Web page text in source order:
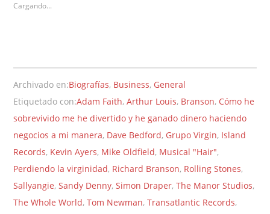
Cargando...
Archivado en:Biografías, Business, General
Etiquetado con:Adam Faith,Arthur Louis, Branson, Cómo he
sobrevivido me he divertido y he ganado dinero haciendo
negocios a mi manera, Dave Bedford, Grupo Virgin, Island
Records, Kevin Ayers, Mike Oldfield, Musical "Hair",
Perdiendo la virginidad, Richard Branson, Rolling Stones,
Sallyangie,Sandy Denny,Simon Draper,The Manor Studios,
The Whole World,Tom Newman,Transatlantic Records,